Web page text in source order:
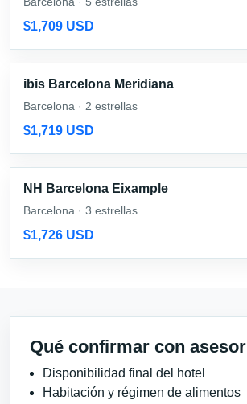
$1,709 USD
ibis Barcelona Meridiana
Barcelona · 2 estrellas
$1,719 USD
NH Barcelona Eixample
Barcelona · 3 estrellas
$1,726 USD
Qué confirmar con asesor
Disponibilidad final del hotel
Habitación y régimen de alimentos